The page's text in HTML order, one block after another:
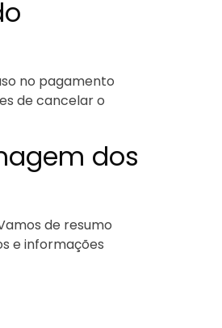
no pagamento
de cancelar o
dos
de resumo
e informações